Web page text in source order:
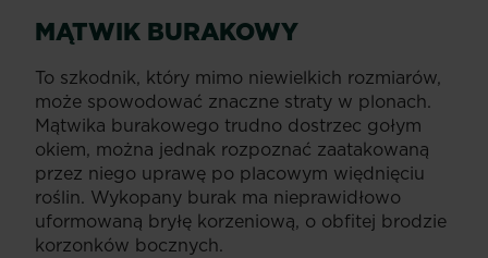
MĄTWIK BURAKOWY
To szkodnik, który mimo niewielkich rozmiarów,
może spowodować znaczne straty w plonach.
Mątwika burakowego trudno dostrzec gołym
okiem, można jednak rozpoznać zaatakowaną
przez niego uprawę po placowym więdnięciu
roślin. Wykopany burak ma nieprawidłowo
uformowaną bryłę korzeniową, o obfitej brodzie
korzonków bocznych.